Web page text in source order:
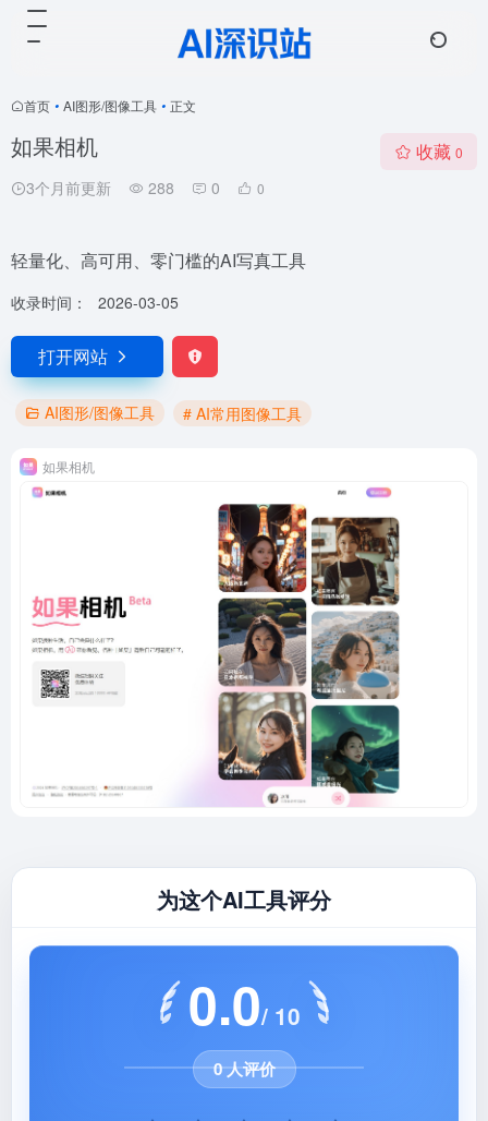
首页 • AI图形/图像工具 • 正文
如果相机
3个月前更新 288 0 0
收藏 0
轻量化、高可用、零门槛的AI写真工具
收录时间： 2026-03-05
打开网站
AI图形/图像工具 # AI常用图像工具
如果相机
为这个AI工具评分
0.0/ 10
0 人评价